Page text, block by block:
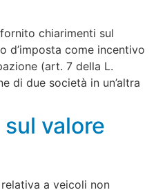
chiarimenti sul
come incentivo
(art. 7 della L.
di due società in un’altra
valore
a veicoli non